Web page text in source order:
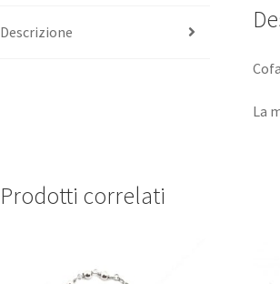
Descrizione
La
Prodotti correlati